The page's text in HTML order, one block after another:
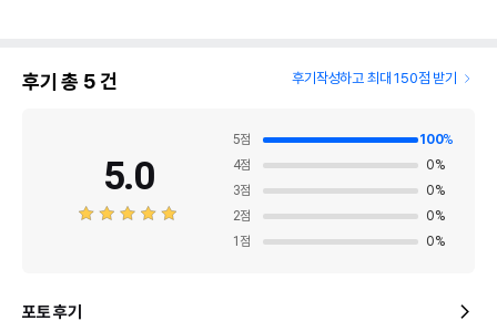
후기 총 5건 후기작성하고 최대 150점 받기
5.0
5점 100%
4점 0%
3점 0%
2점 0%
1 점 0%
포토 후기